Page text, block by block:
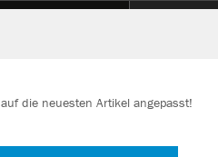
die neuesten Artikel angepasst!